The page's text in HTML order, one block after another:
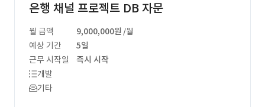
은행 채널 프로젝트 DB 자문
월 금액 9,000,000원 /월
예상 기간
5일
근무 시작일
즉시 시작
개발
기타